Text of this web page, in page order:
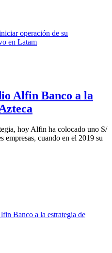
Alfin Banco a la
hoy Alfin ha colocado uno S/
empresas, cuando en el 2019 su